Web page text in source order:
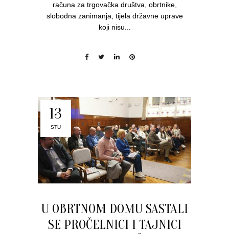
računa za trgovačka društva, obrtnike,
slobodna zanimanja, tijela državne uprave
koji nisu...
13
STU
U OBRTNOM DOMU SASTALI
SE PROČELNICI I TAJNICI